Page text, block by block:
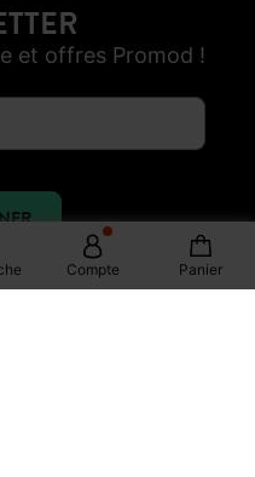
Compte Panier
et offres Promod !